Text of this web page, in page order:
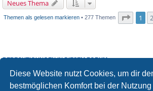
Diese Website nutzt Cookies, um dir
bestmöglichen Komfort bei der Nutzung
Neues Thema
Themen als gelesen markieren • 277 Themen Seite
1 2
BERECHTIGUNGEN IN DIESEM FORUM
Dudarfst
neue Themen in diesem Forum erstellen.
DudarfstAntworten zu Themen in diesem Forum erstellen.
Du darfst deine Beiträge in diesem Forum nicht ändern.